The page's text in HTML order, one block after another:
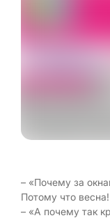
– «Почему за
Потому что весна!
– «А почему так